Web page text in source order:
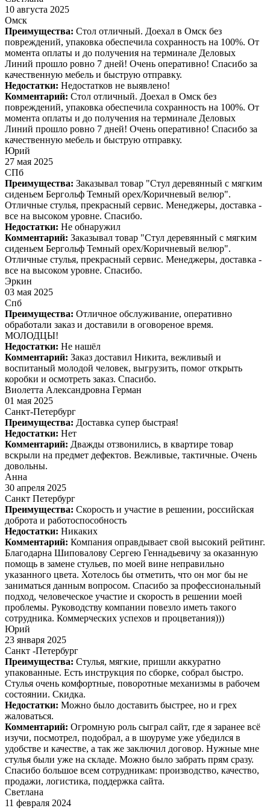
10 августа 2025
Омск
Преимущества: Стол отличный. Доехал в Омск без
повреждений, упаковка обеспечила сохранность на 100%. От
момента оплаты и до получения на терминале Деловых
Линий прошло ровно 7 дней! Очень оперативно! Спасибо за
качественную мебель и быструю отправку.
Недостатки: Недостатков не выявлено!
Комментарий: Стол отличный. Доехал в Омск без
повреждений, упаковка обеспечила сохранность на 100%. От
момента оплаты и до получения на терминале Деловых
Линий прошло ровно 7 дней! Очень оперативно! Спасибо за
качественную мебель и быструю отправку.
Юрий
27 мая 2025
СПб
Преимущества: Заказывал товар "Стул деревянный с мягким
сиденьем Бергольф Темный орех/Коричневый велюр".
Отличные стулья, прекрасный сервис. Менеджеры, доставка -
все на высоком уровне. Спасибо.
Недостатки: Не обнаружил
Комментарий: Заказывал товар "Стул деревянный с мягким
сиденьем Бергольф Темный орех/Коричневый велюр".
Отличные стулья, прекрасный сервис. Менеджеры, доставка -
все на высоком уровне. Спасибо.
Эркин
03 мая 2025
Спб
Преимущества: Отличное обслуживание, оперативно
обработали заказ и доставили в оговореное время.
МОЛОДЦЫ!
Недостатки: Не нашёл
Комментарий: Заказ доставил Никита, вежливый и
воспитаный молодой человек, выгрузить, помог открыть
коробки и осмотреть заказ. Спасибо.
Виолетта Александровна Герман
01 мая 2025
Санкт-Петербург
Преимущества: Доставка супер быстрая!
Недостатки: Нет
Комментарий: Дважды отзвонились, в квартире товар
вскрыли на предмет дефектов. Вежливые, тактичные. Очень
довольны.
Анна
30 апреля 2025
Санкт Петербург
Преимущества: Скорость и участие в решении, российская
доброта и работоспособность
Недостатки: Никаких
Комментарий: Компания оправдывает свой высокий рейтинг.
Благодарна Шиповалову Сергею Геннадьевичу за оказанную
помощь в замене стульев, по моей вине неправильно
указанного цвета. Хотелось бы отметить, что он мог бы не
заниматься данным вопросом. Спасибо за профессиональный
подход, человеческое участие и скорость в решении моей
проблемы. Руководству компании повезло иметь такого
сотрудника. Коммерческих успехов и процветания)))
Юрий
23 января 2025
Санкт -Петербург
Преимущества: Стулья, мягкие, пришли аккуратно
упакованные. Есть инструкция по сборке, собрал быстро.
Стулья очень комфортные, поворотные механизмы в рабочем
состоянии. Скидка.
Недостатки: Можно было доставить быстрее, но и грех
жаловаться.
Комментарий: Огромную роль сыграл сайт, где я заранее всё
изучи, посмотрел, подобрал, а в шоуруме уже убедился в
удобстве и качестве, а так же заключил договор. Нужные мне
стулья были уже на складе. Можно было забрать прям сразу.
Спасибо большое всем сотрудникам: производство, качество,
продажи, логистика, поддержка сайта.
Светлана
11 февраля 2024